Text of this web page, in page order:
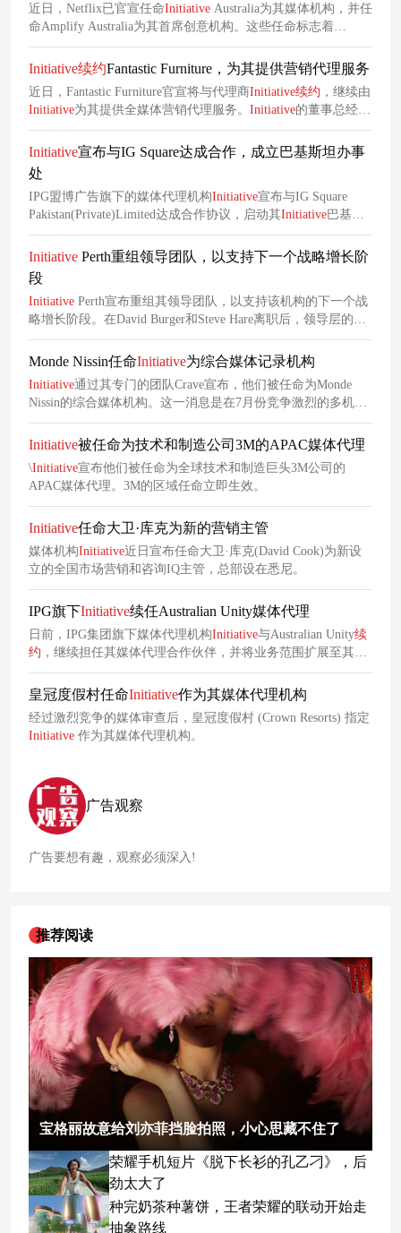
近日，Netflix已官宣任命Initiative Australia为其媒体机构，并任
命Amplify Australia为其首席创意机构。这些任命标志着
Netflix 在澳大利亚采取了全新的战略方针，将继续塑造娱乐格
局，进一步巩固Netflix在文化领域所占据的重要地位。
Initiative续约Fantastic Furniture，为其提供营销代理服务
近日，Fantastic Furniture官宣将与代理商Initiative续约 ，继续由
Initiative为其提供全媒体营销代理服务。 Initiative的董事总经理
Jo McAlister表示，未来将制定清晰且可持续的长期业务目标，
促使Fantastic Furniture朝着更好的方向发展。
Initiative宣布与IG Square达成合作，成立巴基斯坦办事
处
IPG盟博广告旗下的媒体代理机构Initiative宣布与IG Square
Pakistan(Private)Limited达成合作协议，启动其Initiative巴基斯
坦办事处。
Initiative Perth重组领导团队，以支持下一个战略增长阶
段
Initiative Perth宣布重组其领导团队，以支持该机构的下一个战
略增长阶段。在David Burger和Steve Hare离职后，领导层的变
动立即生效。
Monde Nissin任命Initiative为综合媒体记录机构
Initiative通过其专门的团队Crave宣布，他们被任命为Monde
Nissin的综合媒体机构。这一消息是在7月份竞争激烈的多机构
推介之后发布的。
Initiative被任命为技术和制造公司3M的APAC媒体代理
\Initiative宣布他们被任命为全球技术和制造巨头3M公司的
APAC媒体代理。3M的区域任命立即生效。
Initiative任命大卫·库克为新的营销主管
媒体机构Initiative近日宣布任命大卫·库克(David Cook)为新设
立的全国市场营销和咨询IQ主管，总部设在悉尼。
IPG旗下Initiative续任Australian Unity媒体代理
日前，IPG集团旗下媒体代理机构Initiative与Australian Unity续
约 ，继续担任其媒体代理合作伙伴，并将业务范围扩展至其家
庭健康平台。双方自2022年初开启合作，此次续约进一步巩固
了 Initiative的战略伙伴地位。
皇冠度假村任命Initiative作为其媒体代理机构
经过激烈竞争的媒体审查后，皇冠度假村 (Crown Resorts) 指定
Initiative 作为其媒体代理机构。
广告观察
广告要想有趣，观察必须深入!
推荐阅读
宝格丽故意给刘亦菲挡脸拍照，小心思藏不住了
荣耀手机短片《脱下长衫的孔乙刁》，后
劲太大了
种完奶茶种薯饼，王者荣耀的联动开始走
抽象路线